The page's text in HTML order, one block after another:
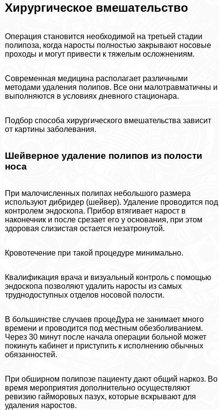
Хирургическое вмешательство
Операция становится необходимой на третьей стадии
полипоза, когда наросты полностью закрывают носовые
проходы и могут привести к тяжелым осложнениям.
Современная медицина располагает различными
методами удаления полипов. Все они малотравматичны и
выполняются в условиях дневного стационара.
Подбор способа хирургического вмешательства зависит
от картины заболевания.
Шейверное удаление полипов из полости
носа
При малочисленных полипах небольшого размера
используют дибридер (шейвер). Удаление проводится под
контролем эндоскопа. Прибор втягивает нарост в
наконечник и после срезает его у основания, при этом
здоровая слизистая остается незатронутой.
Кровотечение при такой процедуре минимально.
Квалификация врача и визуальный контроль с помощью
эндоскопа позволяют удалить наросты из самых
труднодоступных отделов носовой полости.
В большинстве случаев процеДypa не занимает много
времени и проводится под местным обезболиванием.
Через 30 минут после начала операции больной может
покинуть кабинет и приступить к исполнению обычных
обязанностей.
При обширном полипозе пациенту дают общий наркоз. Во
время мероприятия дополнительно осуществляют
ревизию гайморовых пазух, которые вскрывают для
удаления наростов.